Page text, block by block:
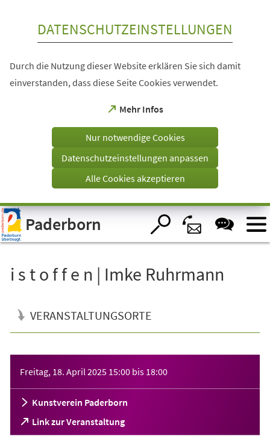
Visuelle
Assistenzsoftware
öffnen.
DATENSCHUTZEINSTELLUNGEN
Durch die Nutzung dieser Website erklären Sie sich damit
einverstanden, dass diese Seite Cookies verwendet.
Mehr Infos
(Öffnet
einem
Tab)
Nur notwendige Cookies
Datenschutzeinstellungen anpassen
Alle Cookies akzeptieren
Paderborn
i s t o f f e n | Imke Ruhrmann
VERANSTALTUNGSORTE
Freitag, 18. April 2025 15:00 bis 18:00
Kunstverein Paderborn
Link zur Veranstaltung
(Öffnet
in